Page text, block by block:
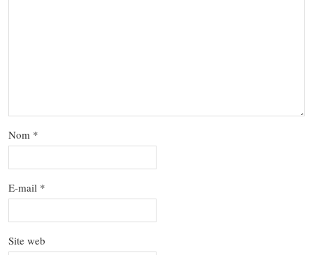
Nom *
E-mail *
Site web